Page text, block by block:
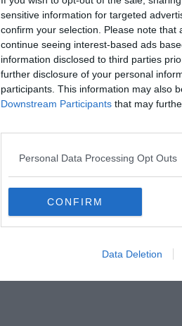
sensitive information for targeted
confirm your selection. Please note
continue seeing interest-based ads
information disclosed to third parties
further disclosure of your personal
participants. This information may also
Downstream Participants that may
Personal Data Processing Opt Outs
CONFIRM
Data Deletion